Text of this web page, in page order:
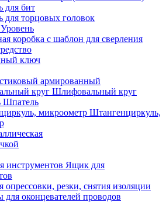
для бит
для торцовых головок
Уровень
коробка с шаблон для сверления
ключ
армированный
Шлифовальный круг
Шпатель
Штангенциркуль,
Ящик для
резки, снятия изоляции
для оконцевателей проводов